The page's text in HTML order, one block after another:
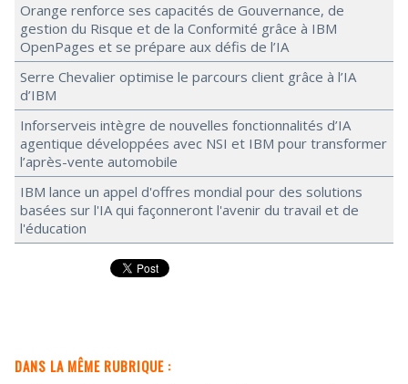
Orange renforce ses capacités de Gouvernance, de
gestion du Risque et de la Conformité grâce à IBM
OpenPages et se prépare aux défis de l’IA
Serre Chevalier optimise le parcours client grâce à l’IA
d’IBM
Inforserveis intègre de nouvelles fonctionnalités d’IA
agentique développées avec NSI et IBM pour transformer
l’après-vente automobile
IBM lance un appel d'offres mondial pour des solutions
basées sur l'IA qui façonneront l'avenir du travail et de
l'éducation
DANS LA MÊME RUBRIQUE :